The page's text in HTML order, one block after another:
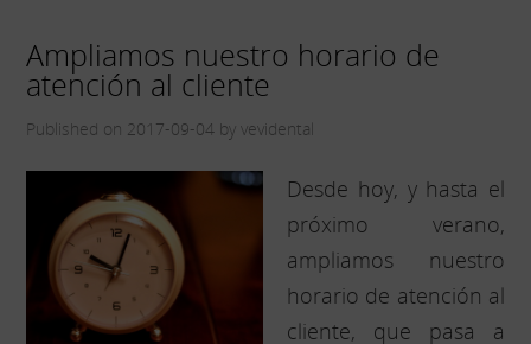
Ampliamos nuestro horario de
atención al cliente
Published on 2017-09-04 by vevidental
Desde hoy, y hasta el
próximo verano,
ampliamos nuestro
horario de atención al
cliente, que pasa a